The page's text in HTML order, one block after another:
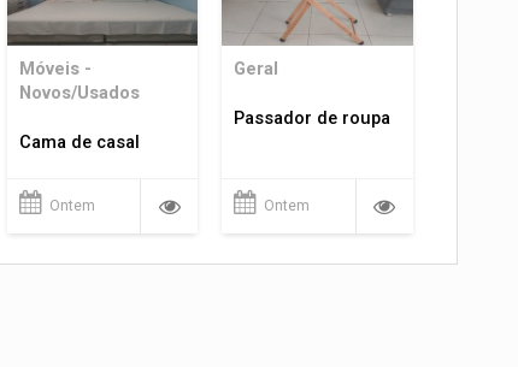
Móveis -
Novos/Usados
Cama de casal
Ontem
Geral
Passador de roupa
Ontem